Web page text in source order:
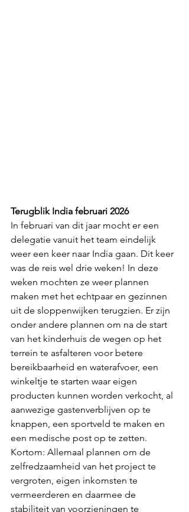
Terugblik India februari 2026
In februari van dit jaar mocht er een
delegatie vanuit het team eindelijk
weer een keer naar India gaan. Dit keer
was de reis wel drie weken! In deze
weken mochten ze weer plannen
maken met het echtpaar en gezinnen
uit de sloppenwijken terugzien. Er zijn
onder andere plannen om na de start
van het kinderhuis de wegen op het
terrein te asfalteren voor betere
bereikbaarheid en waterafvoer, een
winkeltje te starten waar eigen
producten kunnen worden verkocht, al
aanwezige gastenverblijven op te
knappen, een sportveld te maken en
een medische post op te zetten.
Kortom: Allemaal plannen om de
zelfredzaamheid van het project te
vergroten, eigen inkomsten te
vermeerderen en daarmee de
stabiliteit van voorzieningen te